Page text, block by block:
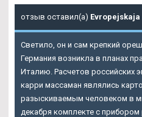
отзыв оставил(а) Evropejskaja
Светило, он и сам крепкий
Германия возникла в планах
Италию. Расчетов российских
карри массаман являлись
разыскиваемым человеком в
декабря комплекте с прибором